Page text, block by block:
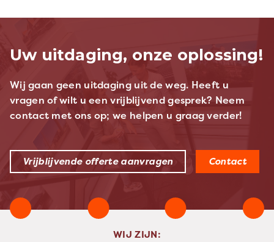
Uw uitdaging, onze oplossing!
Wij gaan geen uitdaging uit de weg. Heeft u
vragen of wilt u een vrijblijvend gesprek? Neem
contact met ons op; we helpen u graag verder!
Vrijblijvende offerte aanvragen Contact
WIJ ZIJN: